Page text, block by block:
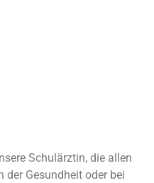
Schulärztin, die allen
der Gesundheit oder bei